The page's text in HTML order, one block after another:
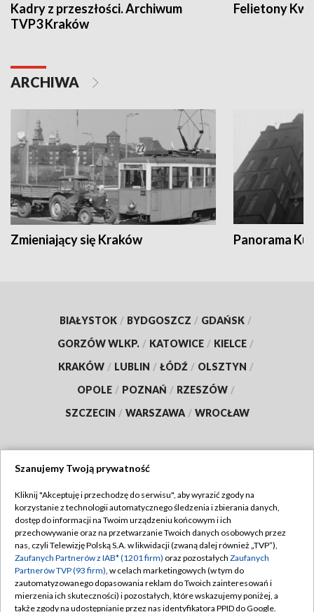
Kadry z przeszłości. Archiwum
TVP3 Kraków
Felietony
ARCHIWA
Zmieniający się Kraków Panorama
BIAŁYSTOK / BYDGOSZCZ / GDAŃSK /
GORZÓW WLKP. / KATOWICE / KIELCE /
KRAKÓW / LUBLIN / ŁÓDŹ / OLSZTYN /
OPOLE / POZNAŃ / RZESZÓW /
SZCZECIN / WARSZAWA / WROCŁAW
TVP
Abonament TVP
Emisja w TVP
Centrum informacji TVP
Naziemna Telewizja Cyfrowa
Regulamin TVP
Polityka prywatności
Moje zgody
Pomoc
Szanujemy Twoją prywatność
Kliknij "Akceptuję i przechodzę do serwisu", aby wyrazić zgody na
korzystanie z technologii automatycznego śledzenia i zbierania danych,
dostęp do informacji na Twoim urządzeniu końcowym i ich
przechowywanie oraz na przetwarzanie Twoich danych osobowych przez
nas, czyli Telewizję Polską S.A. w likwidacji (zwaną dalej również „TVP”),
Zaufanych Partnerów z IAB* (1201 firm) oraz pozostałych Zaufanych
Partnerów TVP (93 firm), w celach marketingowych (w tym do
zautomatyzowanego dopasowania reklam do Twoich zainteresowań i
mierzenia ich skuteczności) i pozostałych, które wskazujemy poniżej, a
także zgody na udostępnianie przez nas identyfikatora PPID do Google.